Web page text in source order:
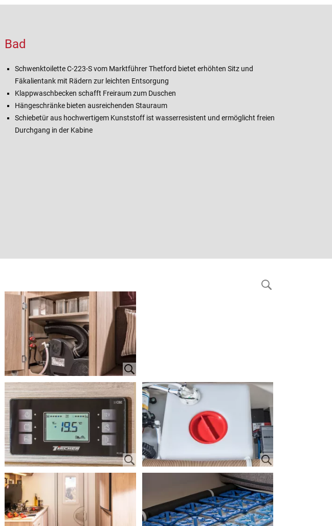
Bad
Schwenktoilette C-223-S vom Marktführer Thetford bietet erhöhten Sitz und
Fäkalientank mit Rädern zur leichten Entsorgung
Klappwaschbecken schafft Freiraum zum Duschen
Hängeschränke bieten ausreichenden Stauraum
Schiebetür aus hochwertigem Kunststoff ist wasserresistent und ermöglicht freien
Durchgang in der Kabine